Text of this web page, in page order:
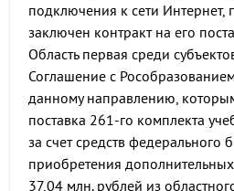
подключения к сети Интернет,
заключен контракт на его
Область первая среди
Соглашение с
данному направлению,
поставка 261-го комплекта
за счет средств федерального
приобретения
37,04 млн. рублей из